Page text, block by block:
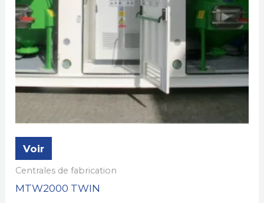
Voir
Centrales de fabrication
MTW2000 TWIN